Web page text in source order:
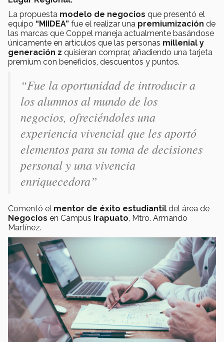
La propuesta modelo de negocios que presentó el
equipo “MIIDEA” fue el realizar una premiumización de
las marcas que Coppel maneja actualmente basándose
únicamente en artículos que las personas millenial y
generación z quisieran comprar, añadiendo una tarjeta
premium con beneficios, descuentos y puntos.
“Fue la oportunidad de introducir a
los alumnos al mundo de los
negocios, ofreciéndoles una
experiencia vivencial que les aportó
elementos para su toma de decisiones
personal y una vivencia
enriquecedora”
Comentó el mentor de éxito estudiantil del área de
Negocios en Campus Irapuato, Mtro. Armando
Martínez.